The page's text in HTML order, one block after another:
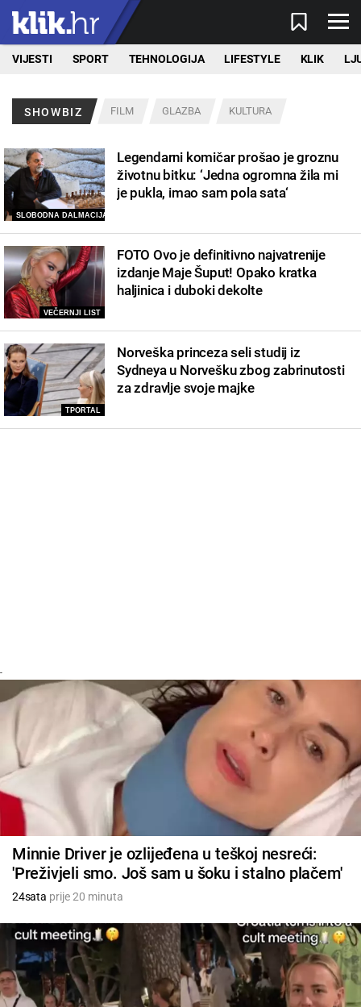
VIJESTI SPORT TEHNOLOGIJA LIFESTYLE KLIK
SHOWBIZ FILM GLAZBA KULTURA
SLOBODNA DALMACIJA
Legendarni komičar prošao je groznu
životnu bitku: ‘Jedna ogromna žila mi
je pukla, imao sam pola sata‘
VEČERNJI LIST
FOTO Ovo je definitivno najvatrenije
izdanje Maje Šuput! Opako kratka
haljinica i duboki dekolte
TPORTAL
Norveška princeza seli studij iz
Sydneya u Norvešku zbog zabrinutosti
za zdravlje svoje majke
-
Minnie Driver je ozlijeđena u teškoj nesreći:
'Preživjeli smo. Još sam u šoku i stalno plačem'
24sata prije 20 minuta